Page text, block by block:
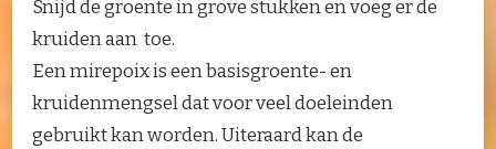
Snijd de groente in grove stukken en voeg er de
kruiden aan toe.
Een mirepoix is een basisgroente- en
kruidenmengsel dat voor veel doeleinden
gebruikt kan worden. Uiteraard kan de